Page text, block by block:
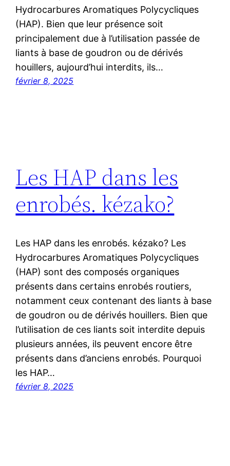
Hydrocarbures Aromatiques Polycycliques
(HAP). Bien que leur présence soit
principalement due à l’utilisation passée de
liants à base de goudron ou de dérivés
houillers, aujourd’hui interdits, ils…
février 8, 2025
Les HAP dans les
enrobés. kézako?
Les HAP dans les enrobés. kézako? Les
Hydrocarbures Aromatiques Polycycliques
(HAP) sont des composés organiques
présents dans certains enrobés routiers,
notamment ceux contenant des liants à base
de goudron ou de dérivés houillers. Bien que
l’utilisation de ces liants soit interdite depuis
plusieurs années, ils peuvent encore être
présents dans d’anciens enrobés. Pourquoi
les HAP…
février 8, 2025